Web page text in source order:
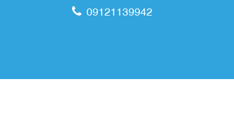
09121139942